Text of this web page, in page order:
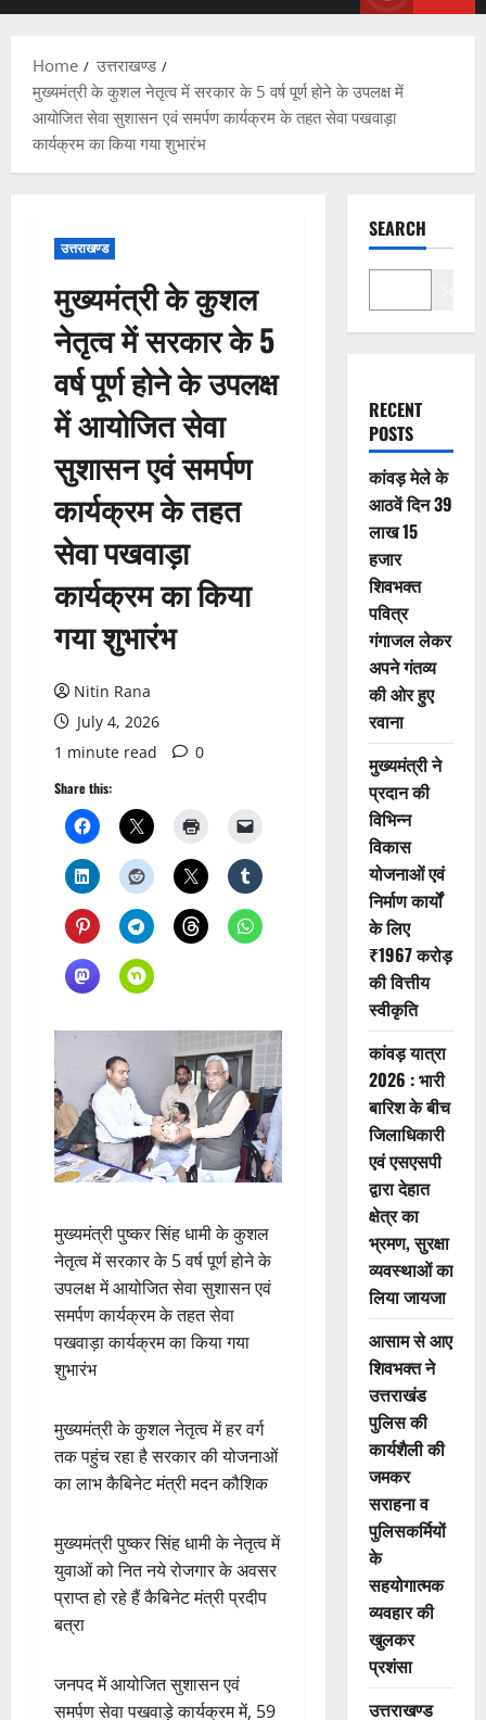
Home
उत्तराखण्ड
मुख्यमंत्री के कुशल नेतृत्व में सरकार के 5 वर्ष पूर्ण होने के उपलक्ष में
आयोजित सेवा सुशासन एवं समर्पण कार्यक्रम के तहत सेवा पखवाड़ा
कार्यक्रम का किया गया शुभारंभ
उत्तराखण्ड
मुख्यमंत्री के कुशल
नेतृत्व में सरकार के 5
वर्ष पूर्ण होने के उपलक्ष
में आयोजित सेवा
सुशासन एवं समर्पण
कार्यक्रम के तहत
सेवा पखवाड़ा
कार्यक्रम का किया
गया शुभारंभ
Nitin Rana
July 4, 2026
1 minute read
0
Share this:
मुख्यमंत्री पुष्कर सिंह धामी के कुशल
नेतृत्व में सरकार के 5 वर्ष पूर्ण होने के
उपलक्ष में आयोजित सेवा सुशासन एवं
समर्पण कार्यक्रम के तहत सेवा
पखवाड़ा कार्यक्रम का किया गया
शुभारंभ
मुख्यमंत्री के कुशल नेतृत्व में हर वर्ग
तक पहुंच रहा है सरकार की योजनाओं
का लाभ कैबिनेट मंत्री मदन कौशिक
मुख्यमंत्री पुष्कर सिंह धामी के नेतृत्व में
युवाओं को नित नये रोजगार के अवसर
प्राप्त हो रहे हैं कैबिनेट मंत्री प्रदीप
बत्रा
जनपद में आयोजित सुशासन एवं
समर्पण सेवा पखवाड़े कार्यक्रम में, 59
SEARCH
RECENT
POSTS
कांवड़ मेले के
आठवें दिन 39
लाख 15
हजार
शिवभक्त
पवित्र
गंगाजल लेकर
अपने गंतव्य
की ओर हुए
रवाना
मुख्यमंत्री ने
प्रदान की
विभिन्न
विकास
योजनाओं एवं
निर्माण कार्यों
के लिए
₹1967 करोड़
की वित्तीय
स्वीकृति
कांवड़ यात्रा
2026 : भारी
बारिश के बीच
जिलाधिकारी
एवं एसएसपी
द्वारा देहात
क्षेत्र का
भ्रमण, सुरक्षा
व्यवस्थाओं का
लिया जायजा
आसाम से आए
शिवभक्त ने
उत्तराखंड
पुलिस की
कार्यशैली की
जमकर
सराहना व
पुलिसकर्मियों
के
सहयोगात्मक
व्यवहार की
खुलकर
प्रशंसा
उत्तराखण्ड